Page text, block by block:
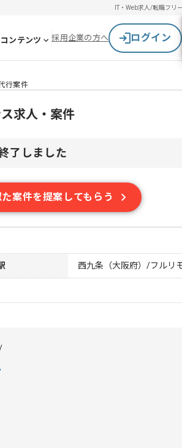
IT・Web求人/転職フリ
ンテンツ 採用企業の方へ ログイン
行案件
求人・案件
了しました
た案件を提案してもらう
西九条（大阪府）/フルリ